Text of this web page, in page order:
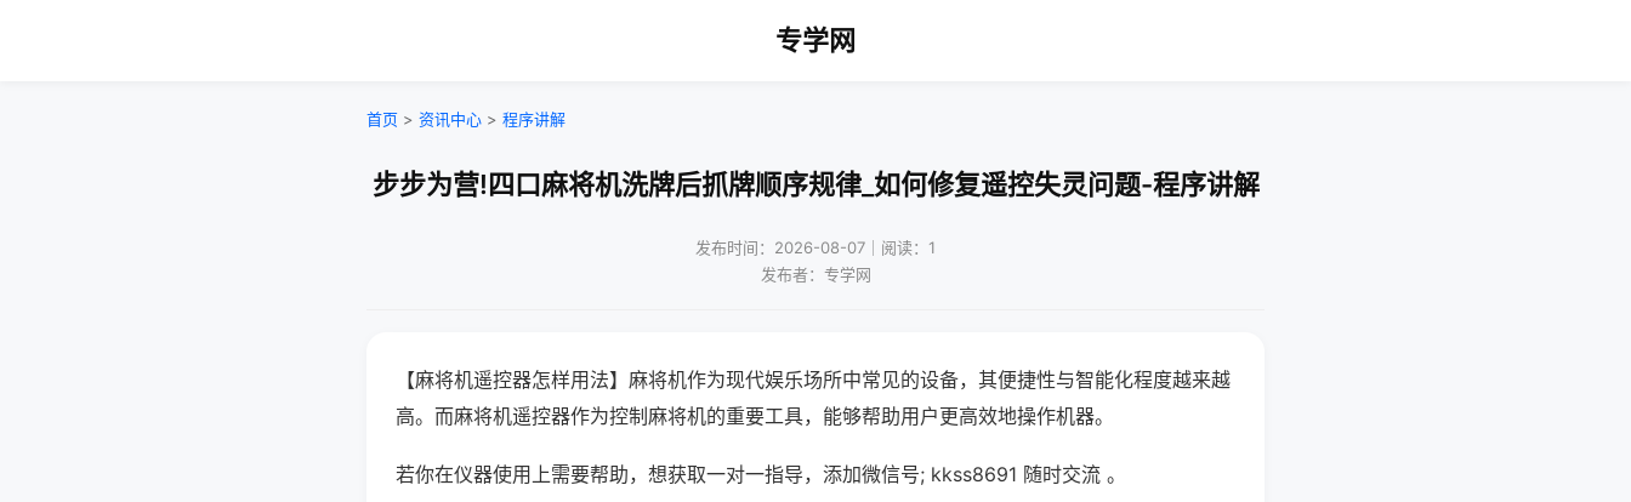
专学网
首页 > 资讯中心 > 程序讲解
步步为营!四口麻将机洗牌后抓牌顺序规律_如何修复遥控失灵问题-程序讲解
发布时间：2026-08-07｜阅读：1
发布者：专学网
【麻将机遥控器怎样用法】麻将机作为现代娱乐场所中常见的设备，其便捷性与智能化程度越来越
高。而麻将机遥控器作为控制麻将机的重要工具，能够帮助用户更高效地操作机器。
若你在仪器使用上需要帮助，想获取一对一指导，添加微信号; kkss8691 随时交流 。